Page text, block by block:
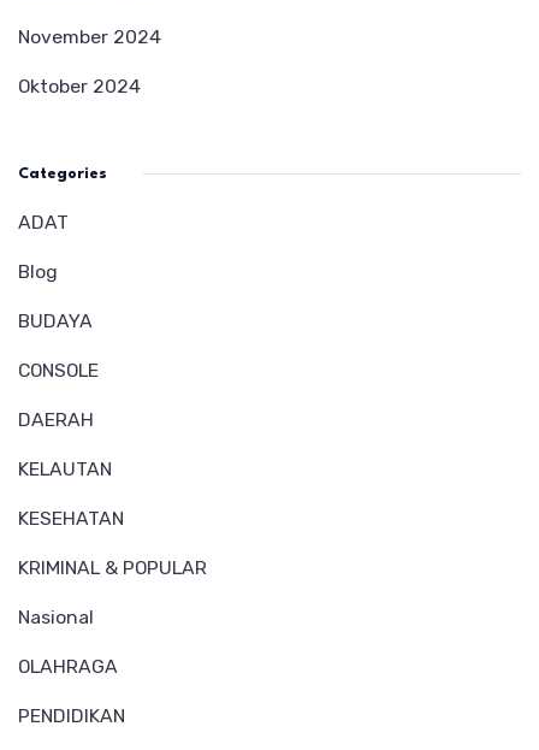
November 2024
Oktober 2024
Categories
ADAT
Blog
BUDAYA
CONSOLE
DAERAH
KELAUTAN
KESEHATAN
KRIMINAL & POPULAR
Nasional
OLAHRAGA
PENDIDIKAN